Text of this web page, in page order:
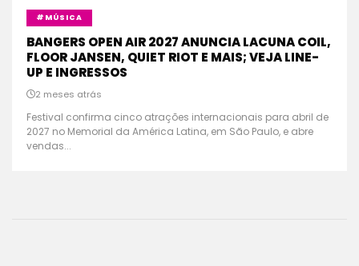
#MÚSICA
BANGERS OPEN AIR 2027 ANUNCIA LACUNA COIL,
FLOOR JANSEN, QUIET RIOT E MAIS; VEJA LINE-
UP E INGRESSOS
2 meses atrás
Festival confirma cinco atrações internacionais para abril de
2027 no Memorial da América Latina, em São Paulo, e abre
vendas...